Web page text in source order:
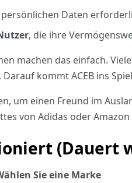
Daten
, die ihre
machen das einfach.
kommt ACEB ins
um einen Freund im
von Adidas oder
(Dauert
Sie eine Marke